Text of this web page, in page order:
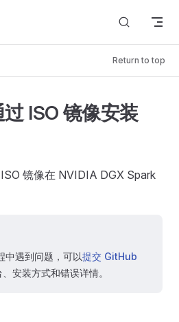
Return to top
ISO 镜像安装
镜像在 NVIDIA DGX Spark
中遇到问题，可以提交 GitHub
安装方式和错误详情。